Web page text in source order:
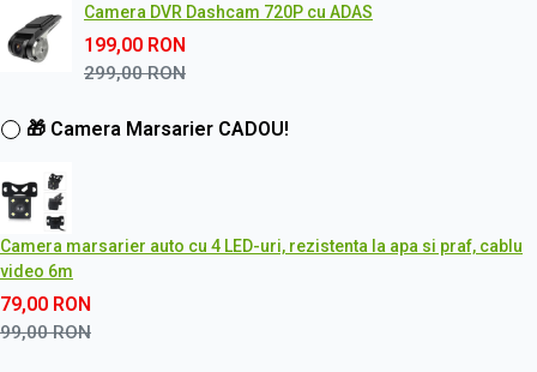
Camera DVR Dashcam 720P cu ADAS
199,00 RON
299,00RON
🎁 Camera Marsarier CADOU!
Camera marsarier auto cu 4 LED-uri, rezistenta la apa si praf, cablu
video 6m
79,00 RON
99,00RON